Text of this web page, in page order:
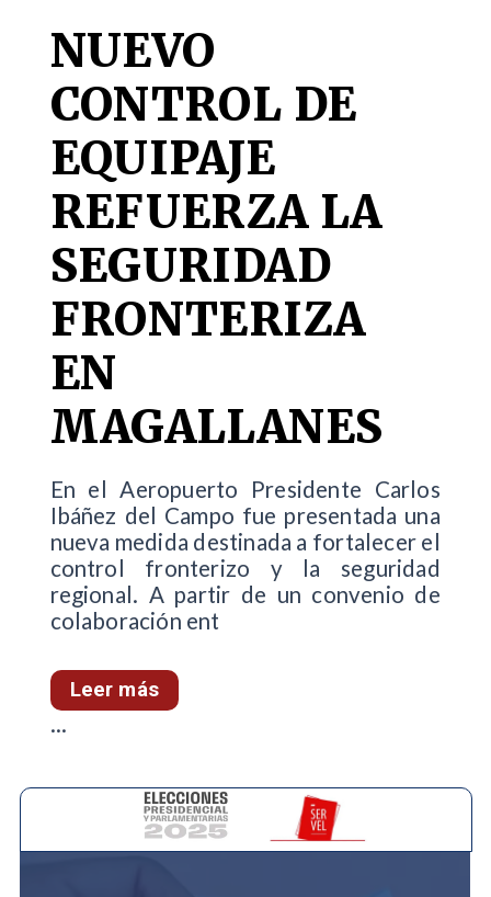
NUEVO
CONTROL DE
EQUIPAJE
REFUERZA LA
SEGURIDAD
FRONTERIZA
EN
MAGALLANES
En el Aeropuerto Presidente Carlos
Ibáñez del Campo fue presentada una
nueva medida destinada a fortalecer el
control fronterizo y la seguridad
regional. A partir de un convenio de
colaboración ent
Leer más
...